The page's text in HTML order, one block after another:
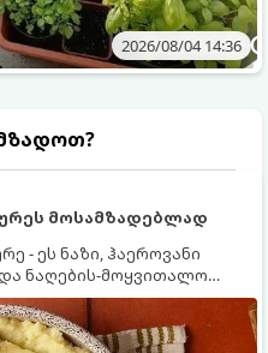
2026/08/04 14:36
მოსამზადებლად
- ეს ნაზი, ჰაეროვანი
ნაღების-მოყვითალო
მარტივია, მაგრამ
რომლებიც უნდა
გემრიელი გამოვიდეს.